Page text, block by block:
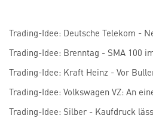
Trading-Idee: Deutsche Telekom -
Trading-Idee: Brenntag - SMA 100
Trading-Idee: Kraft Heinz - Vor
Trading-Idee: Volkswagen VZ: An
Trading-Idee: Silber - Kaufdruck